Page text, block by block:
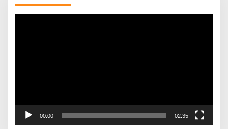
00:00 02:35